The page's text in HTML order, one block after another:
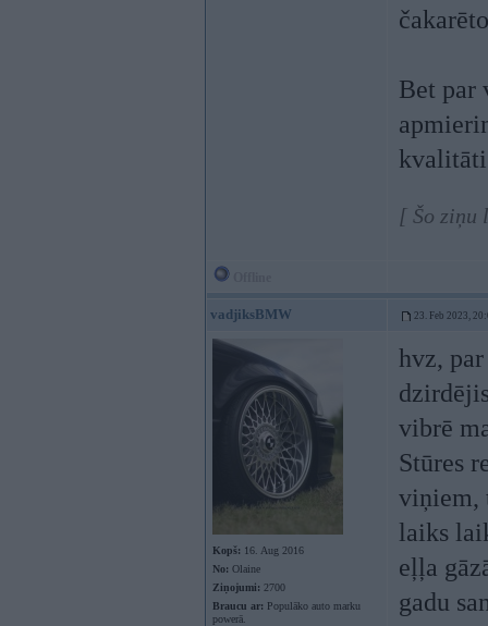
Bet par
[ Šo ziņu
vadjiksBMW 23. Feb 2023,
Kopš: 16. Aug 2016
No: Olaine
Ziņojumi: 2700
Braucu ar: Populāko auto marku
powerā.
hvz,
vibrē
Stūres
viņiem,
laiks
eļļa
gadu